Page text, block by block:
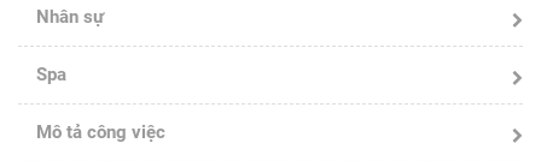
Nhân sự
Spa
Mô tả công việc